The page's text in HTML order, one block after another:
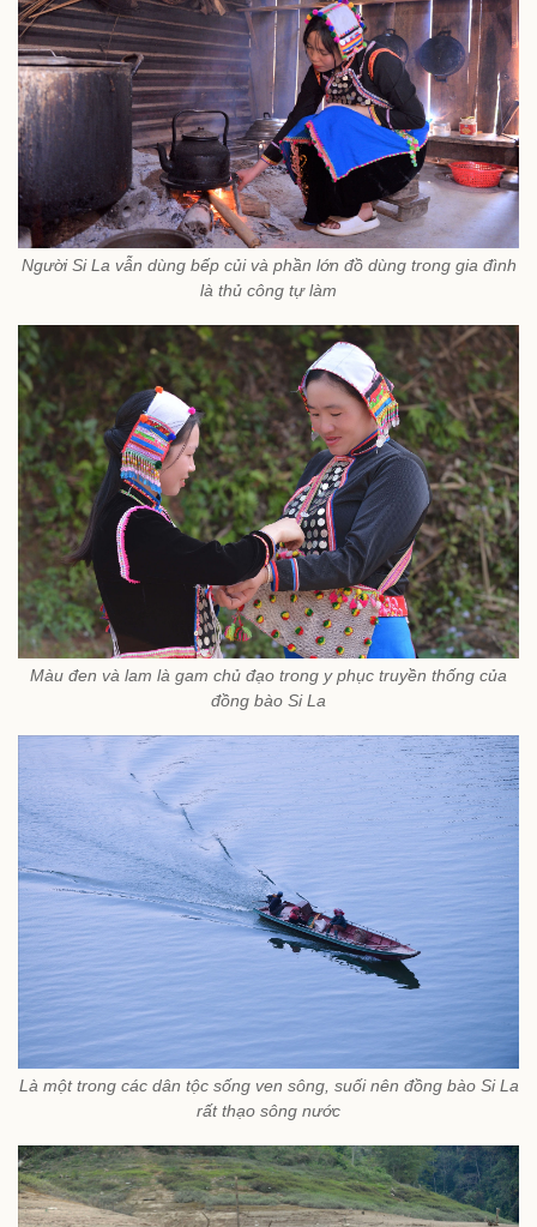
Người Si La vẫn dùng bếp củi và phần lớn đồ dùng trong gia đình
là thủ công tự làm
Màu đen và lam là gam chủ đạo trong y phục truyền thống của
đồng bào Si La
Là một trong các dân tộc sống ven sông, suối nên đồng bào Si La
rất thạo sông nước